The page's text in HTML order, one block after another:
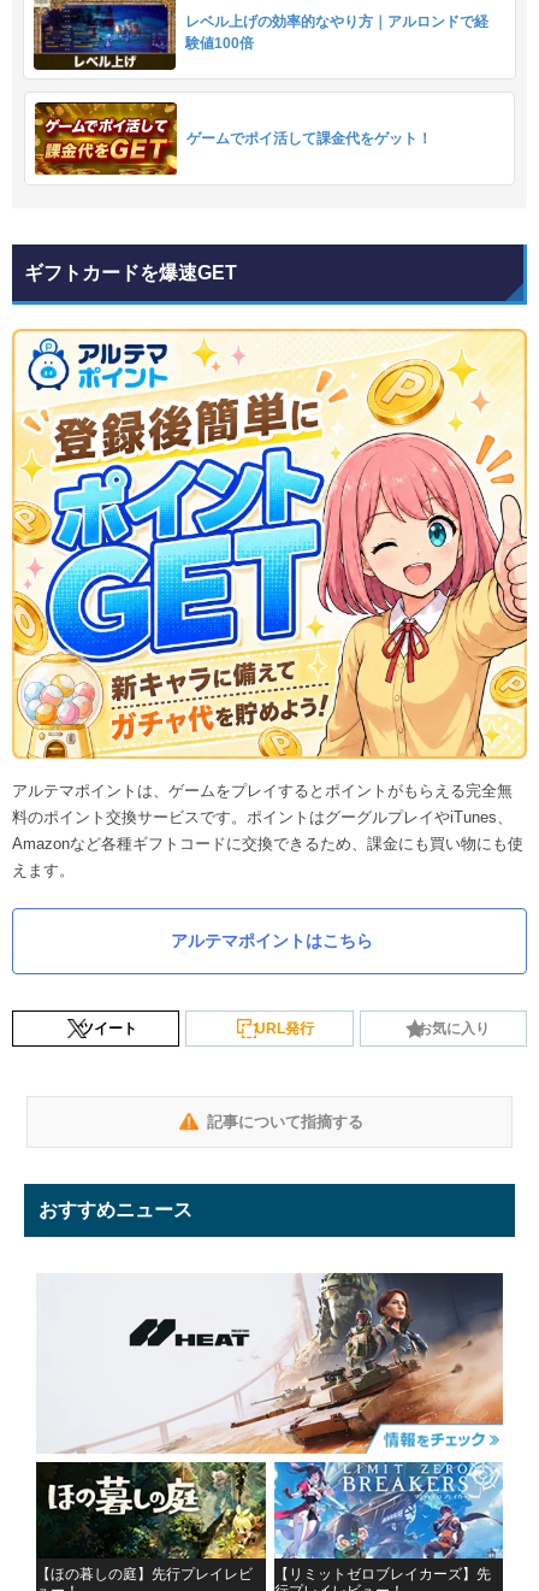
レベル上げの効率的なやり方｜アルロンドで経
験値100倍
ゲームでポイ活して課金代をゲット！
ギフトカードを爆速GET
アルテマポイントは、ゲームをプレイするとポイントがもらえる完全無
料のポイント交換サービスです。ポイントはグーグルプレイやiTunes、
Amazonなど各種ギフトコードに交換できるため、課金にも買い物にも使
えます。
アルテマポイントはこちら
ツイート URL発行 お気に入り
記事について指摘する
おすすめニュース
【ほの暮しの庭】先行プレイレビ
【リミットゼロブレイカーズ】先